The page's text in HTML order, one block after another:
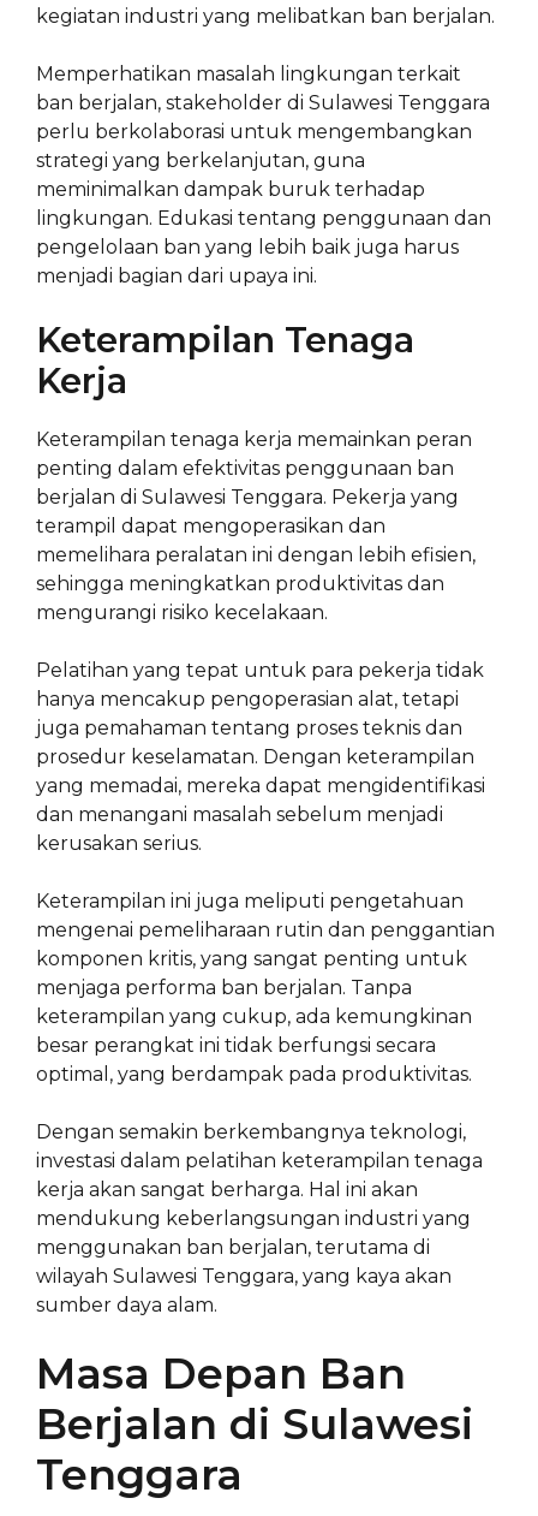
kegiatan industri yang melibatkan ban berjalan.
Memperhatikan masalah lingkungan terkait
ban berjalan, stakeholder di Sulawesi Tenggara
perlu berkolaborasi untuk mengembangkan
strategi yang berkelanjutan, guna
meminimalkan dampak buruk terhadap
lingkungan. Edukasi tentang penggunaan dan
pengelolaan ban yang lebih baik juga harus
menjadi bagian dari upaya ini.
Keterampilan Tenaga
Kerja
Keterampilan tenaga kerja memainkan peran
penting dalam efektivitas penggunaan ban
berjalan di Sulawesi Tenggara. Pekerja yang
terampil dapat mengoperasikan dan
memelihara peralatan ini dengan lebih efisien,
sehingga meningkatkan produktivitas dan
mengurangi risiko kecelakaan.
Pelatihan yang tepat untuk para pekerja tidak
hanya mencakup pengoperasian alat, tetapi
juga pemahaman tentang proses teknis dan
prosedur keselamatan. Dengan keterampilan
yang memadai, mereka dapat mengidentifikasi
dan menangani masalah sebelum menjadi
kerusakan serius.
Keterampilan ini juga meliputi pengetahuan
mengenai pemeliharaan rutin dan penggantian
komponen kritis, yang sangat penting untuk
menjaga performa ban berjalan. Tanpa
keterampilan yang cukup, ada kemungkinan
besar perangkat ini tidak berfungsi secara
optimal, yang berdampak pada produktivitas.
Dengan semakin berkembangnya teknologi,
investasi dalam pelatihan keterampilan tenaga
kerja akan sangat berharga. Hal ini akan
mendukung keberlangsungan industri yang
menggunakan ban berjalan, terutama di
wilayah Sulawesi Tenggara, yang kaya akan
sumber daya alam.
Masa Depan Ban
Berjalan di Sulawesi
Tenggara